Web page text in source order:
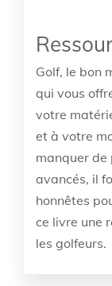
Golf, le bon
qui vous
votre
et à votre
manquer de
avancés, il
honnêtes
ce livre une
les golfeurs.